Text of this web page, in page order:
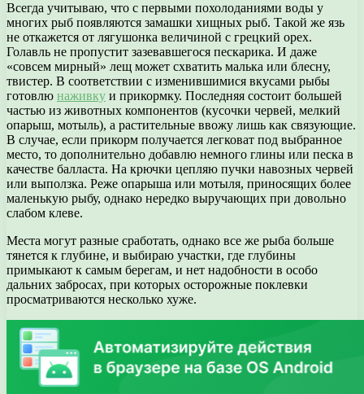
Всегда учитываю, что с первыми похолоданиями воды у
многих рыб появляются замашки хищных рыб. Такой же язь
не откажется от лягушонка величиной с грецкий орех.
Голавль не пропустит зазевавшегося пескарика. И даже
«совсем мирный» лещ может схватить малька или блесну,
твистер. В соответствии с изменившимися вкусами рыбы
готовлю наживку и прикормку. Последняя состоит большей
частью из животных компонентов (кусочки червей, мелкий
опарыш, мотыль), а растительные ввожу лишь как связующие.
В случае, если прикорм получается легковат под выбранное
место, то дополнительно добавлю немного глины или песка в
качестве балласта. На крючки цепляю пучки навозных червей
или выползка. Реже опарыша или мотыля, приносящих более
маленькую рыбу, однако нередко выручающих при довольно
слабом клеве.
Места могут разные сработать, однако все же рыба больше
тянется к глубине, и выбираю участки, где глубины
примыкают к самым берегам, и нет надобности в особо
дальних забросах, при которых осторожные поклевки
просматриваются несколько хуже.